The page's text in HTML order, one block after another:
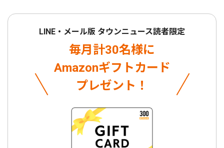
LINE・メール版 タウンニュース読者限定
毎月計30名様に
Amazonギフトカード
プレゼント！